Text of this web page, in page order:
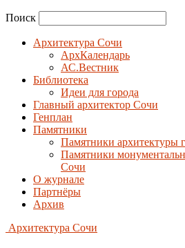
Поиск
Архитектура Сочи
АрхКалендарь
АС.Вестник
Библиотека
Идеи для города
Главный архитектор Сочи
Генплан
Памятники
Памятники архитектуры
Памятники
Сочи
О журнале
Партнёры
Архив
Архитектура Сочи